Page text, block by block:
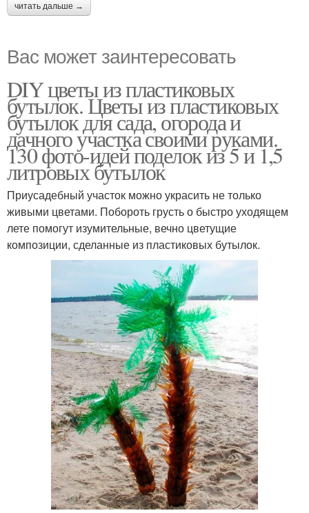
читать дальше →
Вас может заинтересовать
DIY цветы из пластиковых
бутылок. Цветы из пластиковых
бутылок для сада, огорода и
дачного участка своими руками.
130 фото-идей поделок из 5 и 1,5
литровых бутылок
Приусадебный участок можно украсить не только
живыми цветами. Побороть грусть о быстро уходящем
лете помогут изумительные, вечно цветущие
композиции, сделанные из пластиковых бутылок.